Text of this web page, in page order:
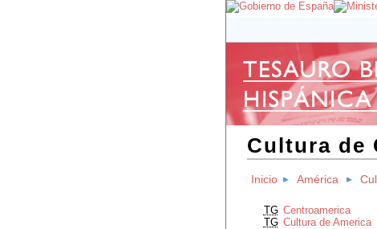
Cultura de
Inicio América
TG Centroamerica
TG Cultura de America